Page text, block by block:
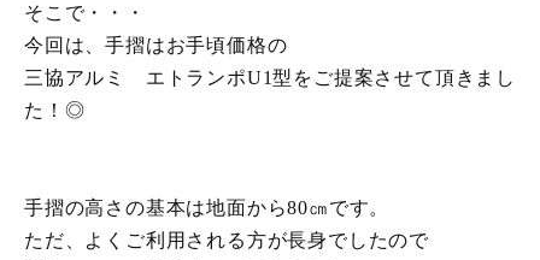
そこで・・・
今回は、手摺はお手頃価格の
三協アルミ エトランポU1型をご提案させて頂きまし
た！◎
手摺の高さの基本は地面から80㎝です。
ただ、よくご利用される方が長身でしたので